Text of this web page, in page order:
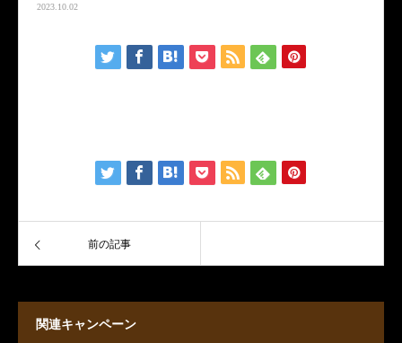
2023.10.02
前の記事
関連キャンペーン